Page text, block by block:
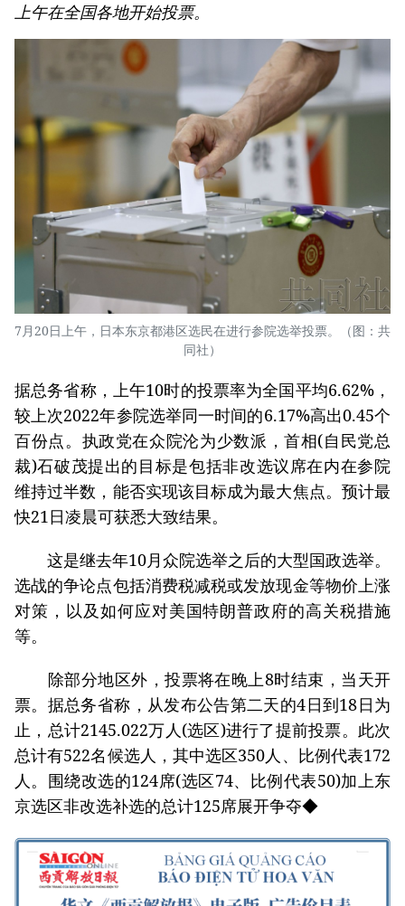
上午在全国各地开始投票。
7月20日上午，日本东京都港区选民在进行参院选举投票。（图：共
同社）
据总务省称，上午10时的投票率为全国平均6.62%，
较上次2022年参院选举同一时间的6.17%高出0.45个
百份点。执政党在众院沦为少数派，首相(自民党总
裁)石破茂提出的目标是包括非改选议席在内在参院
维持过半数，能否实现该目标成为最大焦点。预计最
快21日凌晨可获悉大致结果。
这是继去年10月众院选举之后的大型国政选举。
选战的争论点包括消费税减税或发放现金等物价上涨
对策，以及如何应对美国特朗普政府的高关税措施
等。
除部分地区外，投票将在晚上8时结束，当天开
票。据总务省称，从发布公告第二天的4日到18日为
止，总计2145.022万人(选区)进行了提前投票。此次
总计有522名候选人，其中选区350人、比例代表172
人。围绕改选的124席(选区74、比例代表50)加上东
京选区非改选补选的总计125席展开争夺◆